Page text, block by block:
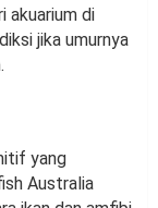
akuarium di
jika umurnya
yang
Australia